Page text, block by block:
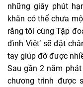
những giây phút
khăn có thể chưa
rằng tôi cùng Tập
đình Việt’ sẽ đặt
tay giúp đỡ được
Sau gần 2 năm
chương trình được